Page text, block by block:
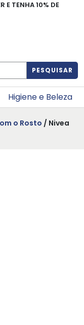
E TENHA 10% DE
PESQUISAR
Higiene e Beleza
o Rosto / Nivea